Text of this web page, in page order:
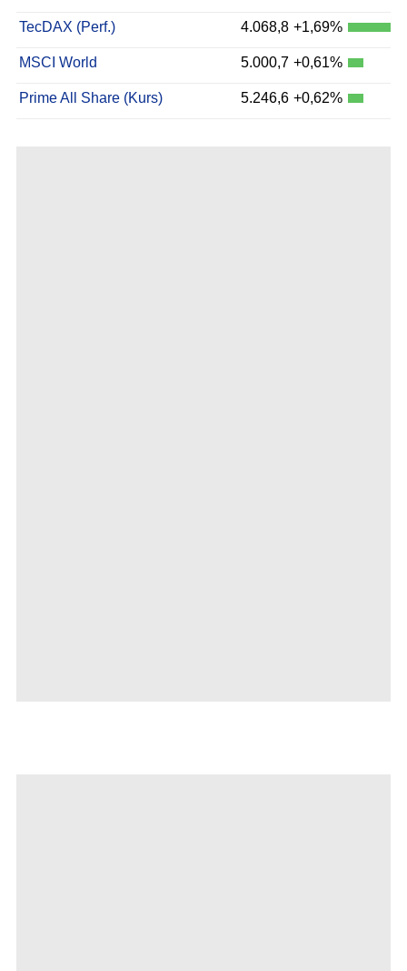
TecDAX (Perf.) 4.068,8 +1,69%
MSCI World 5.000,7 +0,61%
Prime All Share (Kurs) 5.246,6 +0,62%